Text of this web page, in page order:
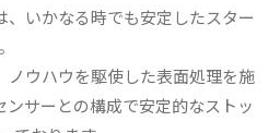
、いかなる時でも安定したスター
ノウハウを駆使した表面処理を施
ンサーとの構成で安定的なストッ